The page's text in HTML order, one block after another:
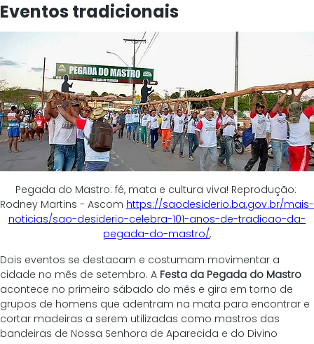
Eventos tradicionais
Pegada do Mastro: fé, mata e cultura viva! Reprodução:
Rodney Martins - Ascom https://saodesiderio.ba.gov.br/mais-
noticias/sao-desiderio-celebra-101-anos-de-tradicao-da-
pegada-do-mastro/,
Dois eventos se destacam e costumam movimentar a
cidade no mês de setembro. A Festa da Pegada do Mastro
acontece no primeiro sábado do mês e gira em torno de
grupos de homens que adentram na mata para encontrar e
cortar madeiras a serem utilizadas como mastros das
bandeiras de Nossa Senhora de Aparecida e do Divino